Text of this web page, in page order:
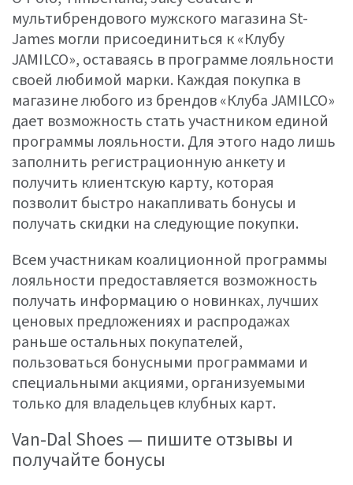
мультибрендового мужского магазина St-
James могли присоединиться к «Клубу
JAMILCO», оставаясь в программе лояльности
своей любимой марки. Каждая покупка в
магазине любого из брендов «Клуба JAMILCO»
дает возможность стать участником единой
программы лояльности. Для этого надо лишь
заполнить регистрационную анкету и
получить клиентскую карту, которая
позволит быстро накапливать бонусы и
получать скидки на следующие покупки.
Всем участникам коалиционной программы
лояльности предоставляется возможность
получать информацию о новинках, лучших
ценовых предложениях и распродажах
раньше остальных покупателей,
пользоваться бонусными программами и
специальными акциями, организуемыми
только для владельцев клубных карт.
Van-Dal Shoes — пишите отзывы и
получайте бонусы